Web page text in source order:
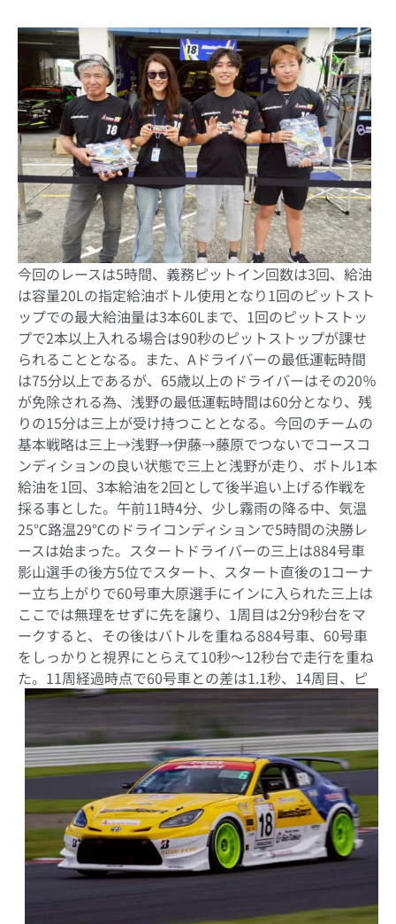
今回のレースは5時間、義務ピットイン回数は3回、給油
は容量20Lの指定給油ボトル使用となり1回のピットスト
ップでの最大給油量は3本60Lまで、1回のピットストッ
プで2本以上入れる場合は90秒のピットストップが課せ
られることとなる。また、Aドライバーの最低運転時間
は75分以上であるが、65歳以上のドライバーはその20％
が免除される為、浅野の最低運転時間は60分となり、残
りの15分は三上が受け持つこととなる。今回のチームの
基本戦略は三上→浅野→伊藤→藤原でつないでコースコ
ンディションの良い状態で三上と浅野が走り、ボトル1本
給油を1回、3本給油を2回として後半追い上げる作戦を
採る事とした。午前11時4分、少し霧雨の降る中、気温
25℃路温29℃のドライコンディションで5時間の決勝レ
ースは始まった。スタートドライバーの三上は884号車
影山選手の後方5位でスタート、スタート直後の1コーナ
ー立ち上がりで60号車大原選手にインに入られた三上は
ここでは無理をせずに先を譲り、1周目は2分9秒台をマ
ークすると、その後はバトルを重ねる884号車、60号車
をしっかりと視界にとらえて10秒～12秒台で走行を重ね
た。 11周経過時点で60号車との差は1.1秒、14周目、ピ